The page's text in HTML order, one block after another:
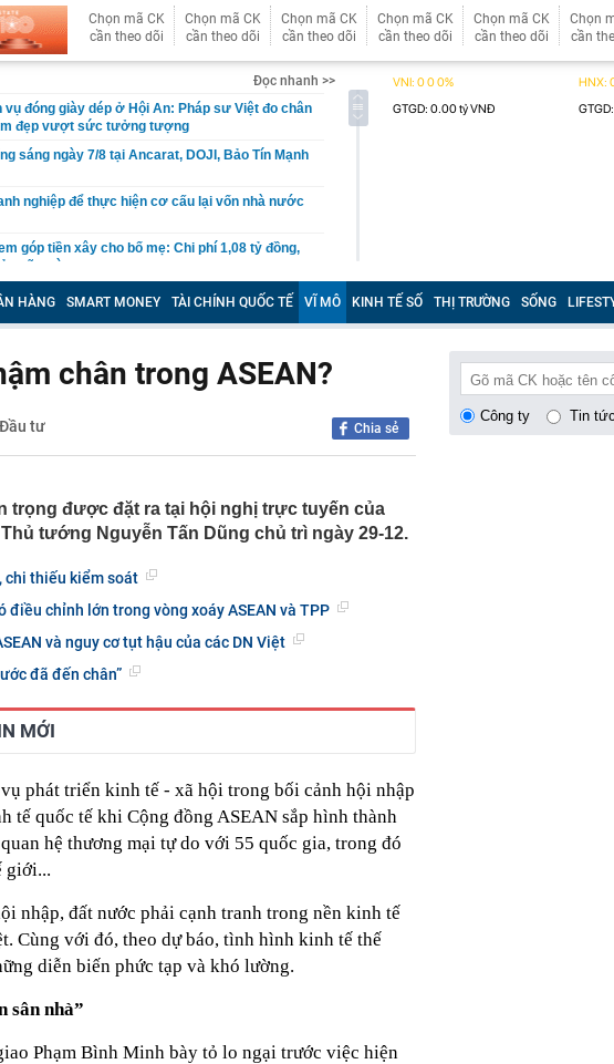
Chọn mã CK
cần theo dõi
Chọn mã CK
cần theo dõi
Chọn mã CK
cần theo dõi
Chọn mã CK
cần theo dõi
Chọn mã CK
cần theo dõi
Chọn
cần
Đọc nhanh >>
đóng giày dép ở Hội An: Pháp sư Việt đo chân
đẹp vượt sức tưởng tượng
sáng ngày 7/8 tại Ancarat, DOJI, Bảo Tín Mạnh
nghiệp để thực hiện cơ cấu lại vốn nhà nước
góp tiền xây cho bố mẹ: Chi phí 1,08 tỷ đồng,
ngỡ ngàng
chuyên gia dự báo 'thời của bạc' sắp tới
xin mới điều trị 3 bệnh ung thư nguy hiểm
Hoa Cỏ May sau 25 năm: Nhan sắc thăng hạng
thẻ tín dụng?
lý nam
nhẫn ngày 7/8 tại SJC, Bảo Tín Mạnh Hải, Bảo
Quý,... đồng loạt giảm
yêu cầu đẩy nhanh tiến độ siêu dự án
cả nước dùng trong nửa năm, Trung Quốc vẫn
than nhiều nhất 10 năm: Vì sao?
dùng vội, hãy thực hiện ngay 5 thao tác quan
cũng biết
này chứng tỏ họ đang tự hủy hoại các mối
hay biết
và MC Hoàng Oanh sau khi rộ tin hẹn hò
HÀNG SMART MONEY TÀI CHÍNH QUỐC TẾ VĨ MÔ KINH TẾ SỐ THỊ TRƯỜNG SỐNG
chân trong ASEAN?
tư Chia sẻ
trọng được đặt ra tại hội nghị trực tuyến của
tướng Nguyễn Tấn Dũng chủ trì ngày 29-12.
chi thiếu kiểm soát
điều chỉnh lớn trong vòng xoáy ASEAN và TPP
và nguy cơ tụt hậu của các DN Việt
đã đến chân”
MỚI
phát triển kinh tế - xã hội trong bối cảnh hội nhập
tế quốc tế khi Cộng đồng ASEAN sắp hình thành
hệ thương mại tự do với 55 quốc gia, trong đó
giới...
nhập, đất nước phải cạnh tranh trong nền kinh tế
Cùng với đó, theo dự báo, tình hình kinh tế thế
diễn biến phức tạp và khó lường.
sân nhà”
Phạm Bình Minh bày tỏ lo ngại trước việc hiện
Công ty Tin tức